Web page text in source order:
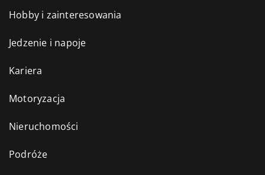
Hobby i zainteresowania
Jedzenie i napoje
Kariera
Motoryzacja
Nieruchomości
Podróże